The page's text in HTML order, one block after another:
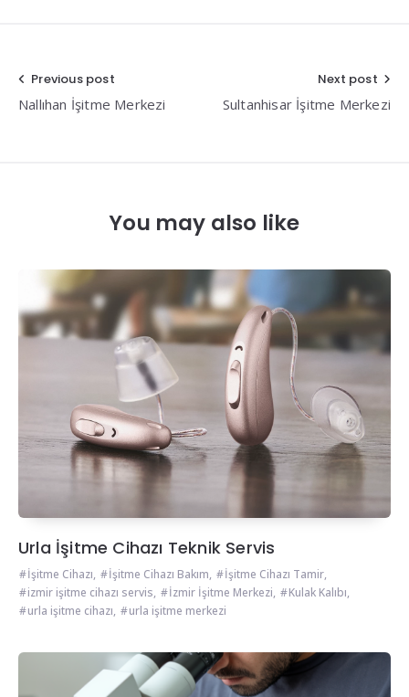
Yazı
gezinmesi
Previous post
Nallıhan İşitme Merkezi
Next post
Sultanhisar İşitme Merkezi
You may also like
Urla İşitme Cihazı Teknik Servis
İşitme Cihazı, İşitme Cihazı Bakım, İşitme Cihazı Tamir,
izmir işitme cihazı servis, İzmir İşitme Merkezi, Kulak Kalıbı,
urla işitme cihazı, urla işitme merkezi